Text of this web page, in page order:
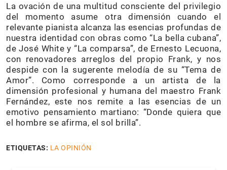
La ovación de una multitud consciente del privilegio
del momento asume otra dimensión cuando el
relevante pianista alcanza las esencias profundas de
nuestra identidad con obras como “La bella cubana”,
de José White y “La comparsa”, de Ernesto Lecuona,
con renovadores arreglos del propio Frank, y nos
despide con la sugerente melodía de su “Tema de
Amor”. Como corresponde a un artista de la
dimensión profesional y humana del maestro Frank
Fernández, este nos remite a las esencias de un
emotivo pensamiento martiano: “Donde quiera que
el hombre se afirma, el sol brilla”.
ETIQUETAS: LA OPINIÓN